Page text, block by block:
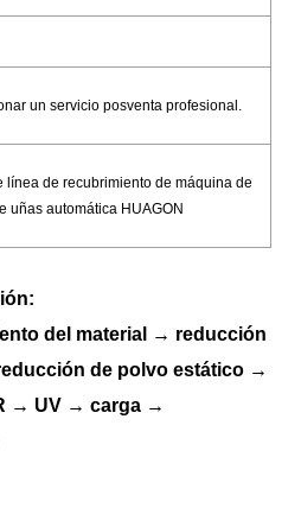
un servicio posventa profesional.
línea de recubrimiento de máquina de
uñas automática HUAGON
del material → reducción
de polvo estático →
→ UV → carga →